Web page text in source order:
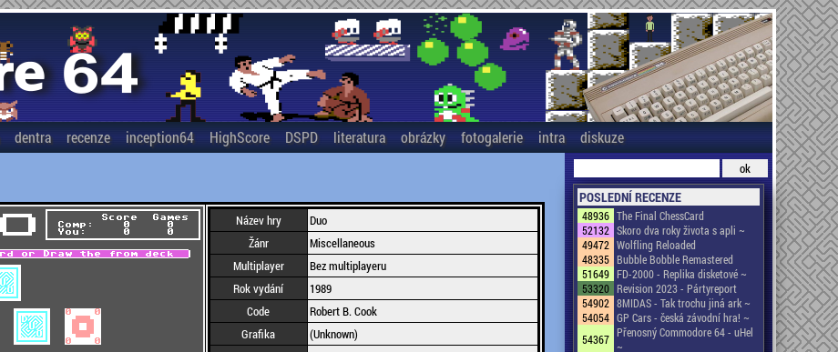
dentra recenze inception64 HighScore DSPD literatura obrázky fotogalerie intra diskuze
Název hry
Duo
Žánr
Miscellaneous
Multiplayer
Bez multiplayeru
Rok vydání
1989
Code
Robert B. Cook
Grafika
(Unknown)
POSLEDNÍ RECENZE
48936 The Final ChessCard
52132 Skoro dva roky života s apli ~
49472 Wolfling Reloaded
48335 Bubble Bobble Remastered
51649 FD-2000 - Replika disketové ~
53320 Revision 2023 - Pártyreport
54902 8MIDAS - Tak trochu jiná ark ~
54054 GP Cars - česká závodní hra! ~
54367 Přenosný Commodore 64 - uHel
~